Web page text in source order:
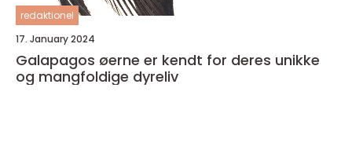
redaktionel
17. January 2024
Galapagos øerne er kendt for deres unikke
og mangfoldige dyreliv